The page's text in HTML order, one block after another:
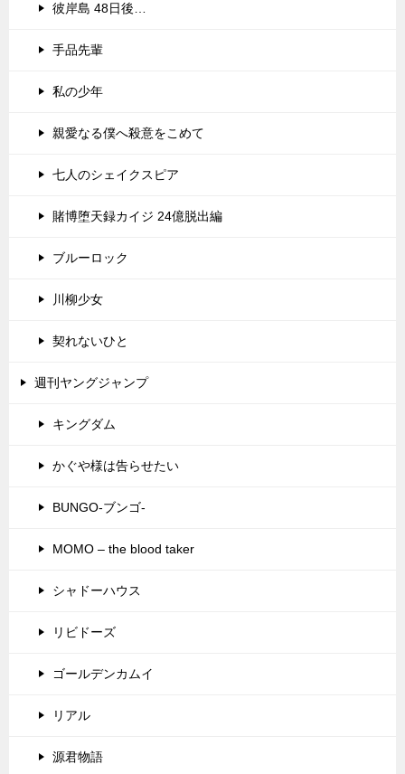
彼岸島 48日後…
手品先輩
私の少年
親愛なる僕へ殺意をこめて
七人のシェイクスピア
賭博堕天録カイジ 24億脱出編
ブルーロック
川柳少女
契れないひと
週刊ヤングジャンプ
キングダム
かぐや様は告らせたい
BUNGO-ブンゴ-
MOMO – the blood taker
シャドーハウス
リビドーズ
ゴールデンカムイ
リアル
源君物語